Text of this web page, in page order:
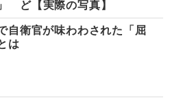
ど【実際の写真】
自衛官が味わわされた「屈
は